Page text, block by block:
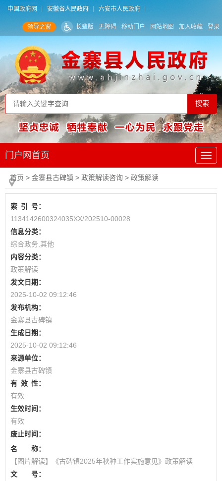
中国政府网 安徽省人民政府 六安市人民政府
领导之窗 长辈版 无障碍 移动门户 网站地图 加入收藏 登录
门户网首页
首页 > 金寨县古碑镇 > 政策解读咨询 > 政策解读
索 引
号：
1134142600324035XX/202510-00028
信息分类：
综合政务,其他
内容分类：
政策解读
发文日期：
2025-10-02 09:12:46
发布机构：
金寨县古碑镇
生成日期：
2025-10-02 09:12:46
来源单位：
金寨县古碑镇
有 效 性：
有效
生效时间：
有效
废止时间：
名 称：
【图片解读】《古碑镇2025年秋种工作实施意见》政策解读
文 号：